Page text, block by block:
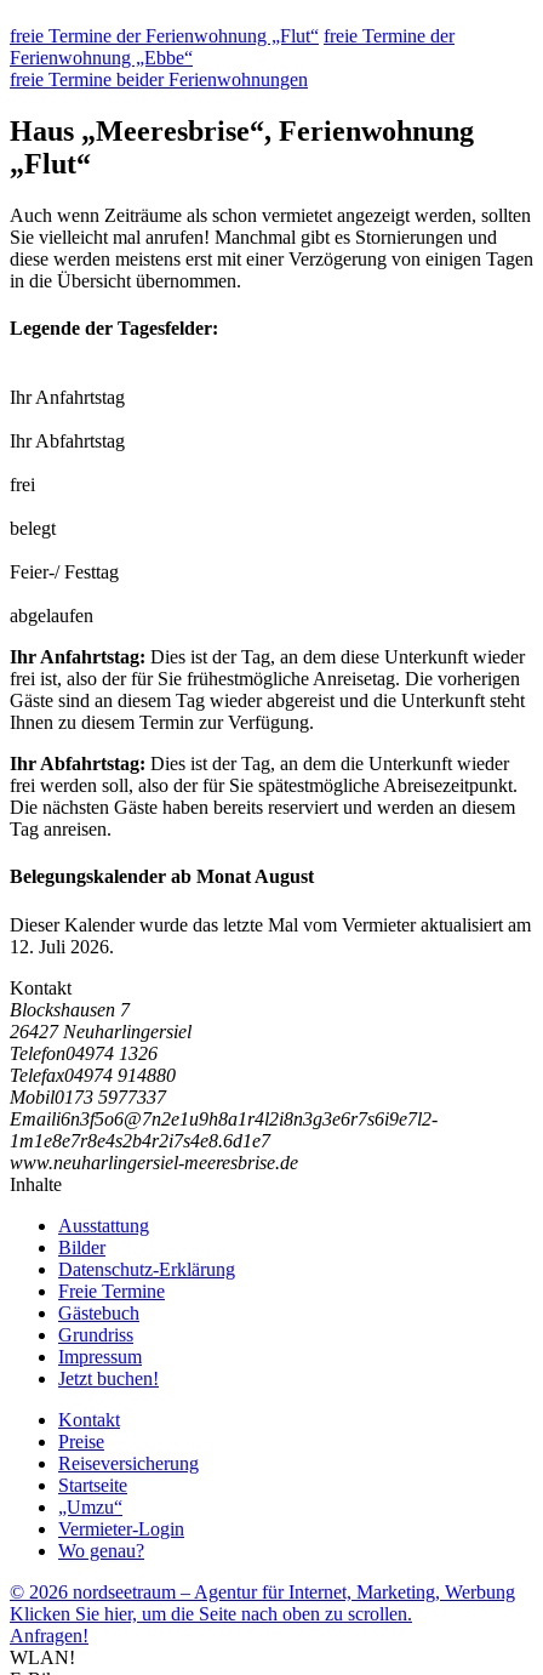
freie Termine der Ferienwohnung „Flut“ freie Termine der
Ferienwohnung „Ebbe“
freie Termine beider Ferienwohnungen
Haus „Meeresbrise“, Ferienwohnung
„Flut“
Auch wenn Zeiträume als schon vermietet angezeigt werden, sollten
Sie vielleicht mal anrufen! Manchmal gibt es Stornierungen und
diese werden meistens erst mit einer Verzögerung von einigen Tagen
in die Übersicht übernommen.
Legende der Tagesfelder:
Ihr Anfahrtstag
Ihr Abfahrtstag
frei
belegt
Feier-/ Festtag
abgelaufen
Ihr Anfahrtstag: Dies ist der Tag, an dem diese Unterkunft wieder
frei ist, also der für Sie frühestmögliche Anreisetag. Die vorherigen
Gäste sind an diesem Tag wieder abgereist und die Unterkunft steht
Ihnen zu diesem Termin zur Verfügung.
Ihr Abfahrtstag: Dies ist der Tag, an dem die Unterkunft wieder
frei werden soll, also der für Sie spätestmögliche Abreisezeitpunkt.
Die nächsten Gäste haben bereits reserviert und werden an diesem
Tag anreisen.
Belegungskalender ab Monat August
Dieser Kalender wurde das letzte Mal vom Vermieter aktualisiert am
12. Juli 2026.
Kontakt
Blockshausen 7
26427 Neuharlingersiel
Telefon04974 1326
Telefax04974 914880
Mobil0173 5977337
Emaili6n3f5o6@7n2e1u9h8a1r4l2i8n3g3e6r7s6i9e7l2-
1m1e8e7r8e4s2b4r2i7s4e8.6d1e7
www.neuharlingersiel-meeresbrise.de
Inhalte
Ausstattung
Bilder
Datenschutz-Erklärung
Freie Termine
Gästebuch
Grundriss
Impressum
Jetzt buchen!
Kontakt
Preise
Reiseversicherung
Startseite
„Umzu“
Vermieter-Login
Wo genau?
© 2026 nordseetraum – Agentur für Internet, Marketing, Werbung
Klicken Sie hier, um die Seite nach oben zu scrollen.
Anfragen!
WLAN!